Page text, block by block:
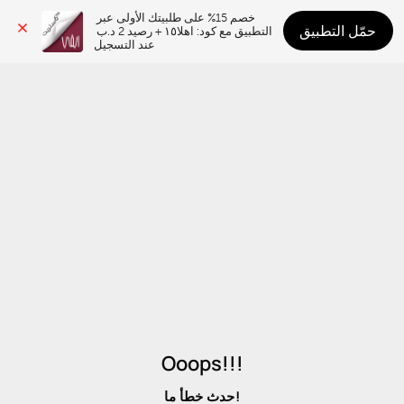
عند التسجيل
حمّل التطبيق
Ooops!!!
حدث خطأ ما!